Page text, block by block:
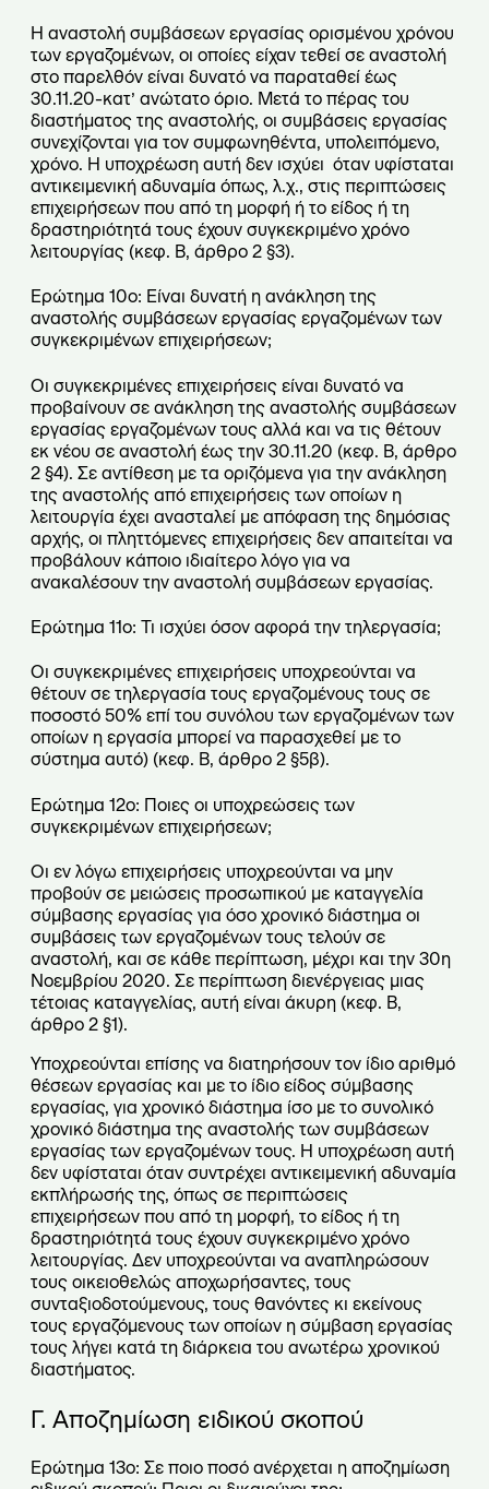
Η αναστολή συμβάσεων εργασίας ορισμένου χρόνου
των εργαζομένων, οι οποίες είχαν τεθεί σε αναστολή
στο παρελθόν είναι δυνατό να παραταθεί έως
30.11.20-κατ’ ανώτατο όριο. Μετά το πέρας του
διαστήματος της αναστολής, οι συμβάσεις εργασίας
συνεχίζονται για τον συμφωνηθέντα, υπολειπόμενο,
χρόνο. Η υποχρέωση αυτή δεν ισχύει όταν υφίσταται
αντικειμενική αδυναμία όπως, λ.χ., στις περιπτώσεις
επιχειρήσεων που από τη μορφή ή το είδος ή τη
δραστηριότητά τους έχουν συγκεκριμένο χρόνο
λειτουργίας (κεφ. Β, άρθρο 2 §3).
Ερώτημα 10ο: Είναι δυνατή η ανάκληση της
αναστολής συμβάσεων εργασίας εργαζομένων των
συγκεκριμένων επιχειρήσεων;
Οι συγκεκριμένες επιχειρήσεις είναι δυνατό να
προβαίνουν σε ανάκληση της αναστολής συμβάσεων
εργασίας εργαζομένων τους αλλά και να τις θέτουν
εκ νέου σε αναστολή έως την 30.11.20 (κεφ. Β, άρθρο
2 §4). Σε αντίθεση με τα οριζόμενα για την ανάκληση
της αναστολής από επιχειρήσεις των οποίων η
λειτουργία έχει ανασταλεί με απόφαση της δημόσιας
αρχής, οι πληττόμενες επιχειρήσεις δεν απαιτείται να
προβάλουν κάποιο ιδιαίτερο λόγο για να
ανακαλέσουν την αναστολή συμβάσεων εργασίας.
Ερώτημα 11ο: Τι ισχύει όσον αφορά την τηλεργασία;
Οι συγκεκριμένες επιχειρήσεις υποχρεούνται να
θέτουν σε τηλεργασία τους εργαζομένους τους σε
ποσοστό 50% επί του συνόλου των εργαζομένων των
οποίων η εργασία μπορεί να παρασχεθεί με το
σύστημα αυτό) (κεφ. Β, άρθρο 2 §5β).
Ερώτημα 12ο: Ποιες οι υποχρεώσεις των
συγκεκριμένων επιχειρήσεων;
Οι εν λόγω επιχειρήσεις υποχρεούνται να μην
προβούν σε μειώσεις προσωπικού με καταγγελία
σύμβασης εργασίας για όσο χρονικό διάστημα οι
συμβάσεις των εργαζομένων τους τελούν σε
αναστολή, και σε κάθε περίπτωση, μέχρι και την 30η
Νοεμβρίου 2020. Σε περίπτωση διενέργειας μιας
τέτοιας καταγγελίας, αυτή είναι άκυρη (κεφ. Β,
άρθρο 2 §1).
Υποχρεούνται επίσης να διατηρήσουν τον ίδιο αριθμό
θέσεων εργασίας και με το ίδιο είδος σύμβασης
εργασίας, για χρονικό διάστημα ίσο με το συνολικό
χρονικό διάστημα της αναστολής των συμβάσεων
εργασίας των εργαζομένων τους. Η υποχρέωση αυτή
δεν υφίσταται όταν συντρέχει αντικειμενική αδυναμία
εκπλήρωσής της, όπως σε περιπτώσεις
επιχειρήσεων που από τη μορφή, το είδος ή τη
δραστηριότητά τους έχουν συγκεκριμένο χρόνο
λειτουργίας. Δεν υποχρεούνται να αναπληρώσουν
τους οικειοθελώς αποχωρήσαντες, τους
συνταξιοδοτούμενους, τους θανόντες κι εκείνους
τους εργαζόμενους των οποίων η σύμβαση εργασίας
τους λήγει κατά τη διάρκεια του ανωτέρω χρονικού
διαστήματος.
Γ. Αποζημίωση ειδικού σκοπού
Ερώτημα 13ο: Σε ποιο ποσό ανέρχεται η αποζημίωση